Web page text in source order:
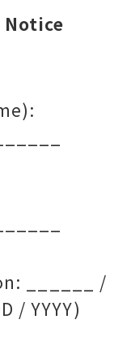
______ /
/ YYYY)